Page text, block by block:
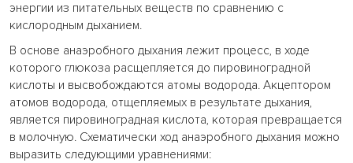
энергии из питательных веществ по сравнению с
кислородным дыханием.
В основе анаэробного дыхания лежит процесс, в ходе
которого глюкоза расщепляется до пировиноградной
кислоты и высвобождаются атомы водорода. Акцептором
атомов водорода, отщепляемых в результате дыхания,
является пировиноградная кислота, которая превращается
в молочную. Схематически ход анаэробного дыхания можно
выразить следующими уравнениями: